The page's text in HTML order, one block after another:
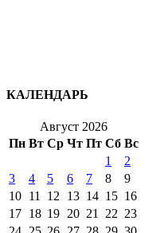
КАЛЕНДАРЬ
Август 2026
Пн Вт Ср Чт Пт Сб Вс
1
2
3
4 5 6 7 8
9
10 11 12 13 14 15 16
17 18 19 20 21 22 23